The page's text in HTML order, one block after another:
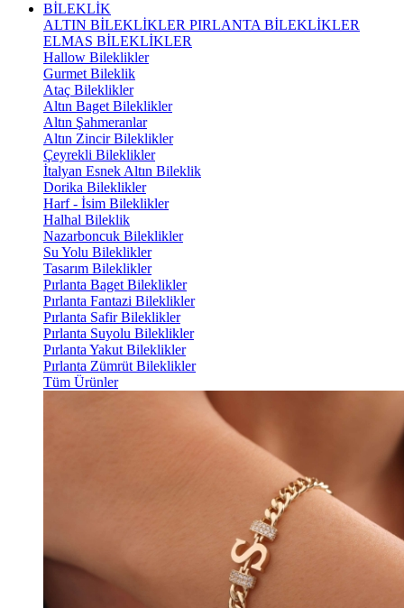
BİLEKLİK
ALTIN BİLEKLİKLER PIRLANTA BİLEKLİKLER
ELMAS BİLEKLİKLER
Hallow Bileklikler
Gurmet Bileklik
Ataç Bileklikler
Altın Baget Bileklikler
Altın Şahmeranlar
Altın Zincir Bileklikler
Çeyrekli Bileklikler
İtalyan Esnek Altın Bileklik
Dorika Bileklikler
Harf - İsim Bileklikler
Halhal Bileklik
Nazarboncuk Bileklikler
Su Yolu Bileklikler
Tasarım Bileklikler
Pırlanta Baget Bileklikler
Pırlanta Fantazi Bileklikler
Pırlanta Safir Bileklikler
Pırlanta Suyolu Bileklikler
Pırlanta Yakut Bileklikler
Pırlanta Zümrüt Bileklikler
Tüm Ürünler